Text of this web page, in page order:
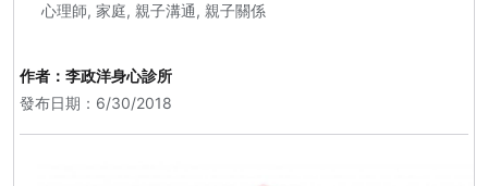
心理師, 家庭, 親子溝通, 親子關係
作者： 李政洋身心診所
發布日期：6/30/2018